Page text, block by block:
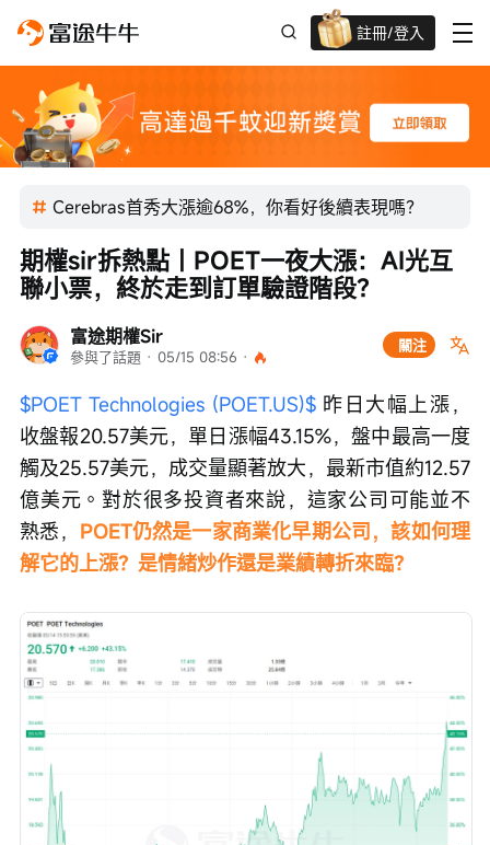
註冊/登入
迎新驚喜賞 股票/BTC等任你揀!
Cerebras首秀大漲逾68%，你看好後續表現嗎？
富途期權Sir
參與了話題 · 05/15 08:56 ·
關注
期權sir拆熱點丨POET一夜大漲：AI光互
聯小票，終於走到訂單驗證階段？
$POET Technologies (POET.US)$ 昨日大幅上漲，
收盤報20.57美元，單日漲幅43.15%，盤中最高一度
觸及25.57美元，成交量顯著放大，最新市值約12.57
億美元。對於很多投資者來說，這家公司可能並不
熟悉， POET仍然是一家商業化早期公司，該如何理
解它的上漲？是情緒炒作還是業績轉折來臨？